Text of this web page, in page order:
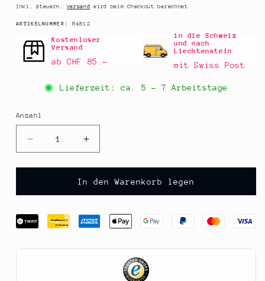
Inkl. Steuern.Versand wird beim Checkout berechnet
ARTIKELNUMMER: SKU:
64812
Kostenloser
Versand
ab CHF 85.–
in die Schweiz
und nach
Liechtenstein
mit Swiss Post
Lieferzeit: ca. 5 - 7 Arbeitstage
Anzahl
Anzahl
Verringere
die
Menge
Dr.
Sanitärreiniger
&amp;
Erhöhe
die
Menge
für
Dr.
Sanitärreiniger
&amp;
Citrofresh
In den Warenkorb legen